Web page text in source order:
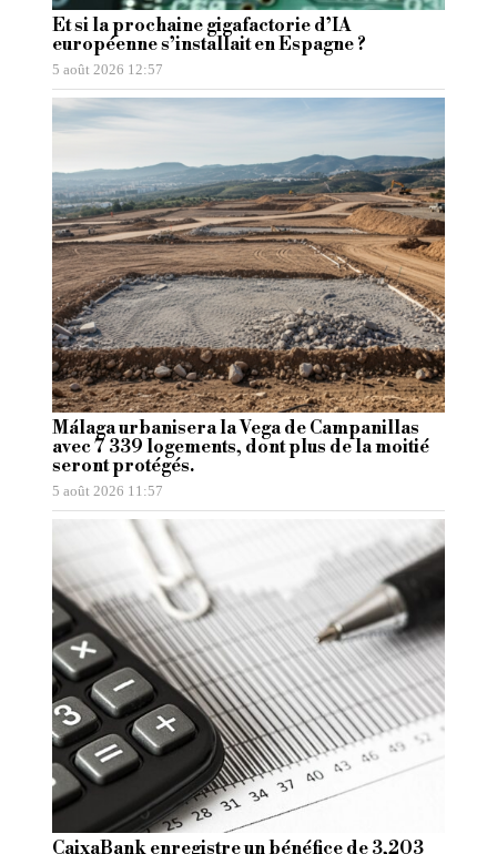
Et si la prochaine gigafactorie d’IA
européenne s’installait en Espagne ?
5 août 2026 12:57
Málaga urbanisera la Vega de Campanillas
avec 7 339 logements, dont plus de la moitié
seront protégés.
5 août 2026 11:57
CaixaBank enregistre un bénéfice de 3,203